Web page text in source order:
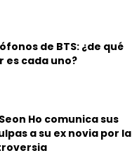
de BTS: ¿de qué
es cada uno?
Ho comunica sus
a su ex novia por la